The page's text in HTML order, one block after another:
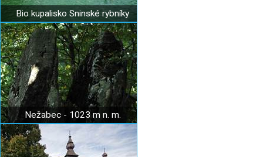
Bio kupalisko Sninské rybníky
Nežabec - 1023 m n. m.